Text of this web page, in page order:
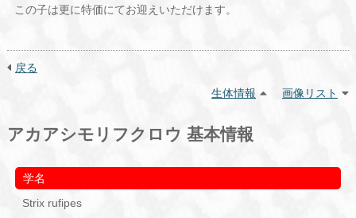
この子は更に特価にてお迎えいただけます。
戻る
生体情報
画像リスト
アカアシモリフクロウ 基本情報
学名
Strix rufipes